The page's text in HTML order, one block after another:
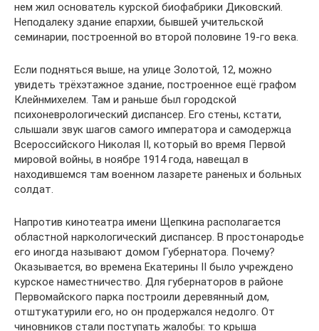
нем жил основатель курской биофабрики Диковский.
Неподалеку здание епархии, бывшей учительской
семинарии, построенной во второй половине 19-го века.
Если подняться выше, на улице Золотой, 12, можно
увидеть трёхэтажное здание, построенное ещё графом
Клейнмихелем. Там и раньше был городской
психоневрологический диспансер. Его стены, кстати,
слышали звук шагов самого императора и самодержца
Всероссийского Николая II, который во время Первой
мировой войны, в ноябре 1914 года, навещал в
находившемся там военном лазарете раненых и больных
солдат.
Напротив кинотеатра имени Щепкина располагается
областной наркологический диспансер. В простонародье
его иногда называют домом Губернатора. Почему?
Оказывается, во времена Екатерины II было учреждено
курское наместничество. Для губернаторов в районе
Первомайского парка построили деревянный дом,
отштукатурили его, но он продержался недолго. От
чиновников стали поступать жалобы: то крыша